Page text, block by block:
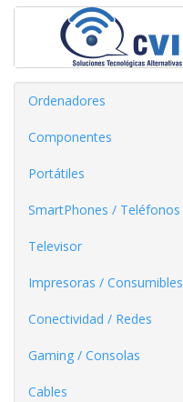
Ordenadores
Componentes
Portátiles
SmartPhones / Teléfonos
Televisor
Impresoras / Consumibles
Conectividad / Redes
Gaming / Consolas
Cables